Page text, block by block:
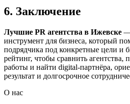
6. Заключение
Лучшие PR агентства в Ижевске —
инструмент для бизнеса, который
подрядчика под конкретные цели и
рейтинг, чтобы сравнить
работы и найти digital-партнёра,
результат и долгосрочное
О нас